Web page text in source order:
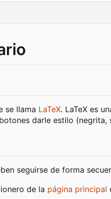
se llama LaTeX. LaTeX es
darle estilo (negrita,
seguirse de forma
de la página principal